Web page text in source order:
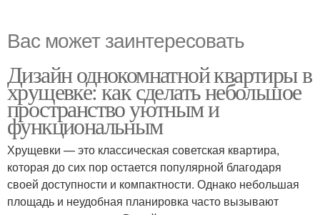
Вас может заинтересовать
Дизайн однокомнатной квартиры в
хрущевке: как сделать небольшое
пространство уютным и
функциональным
Хрущевки — это классическая советская квартира,
которая до сих пор остается популярной благодаря
своей доступности и компактности. Однако небольшая
площадь и неудобная планировка часто вызывают